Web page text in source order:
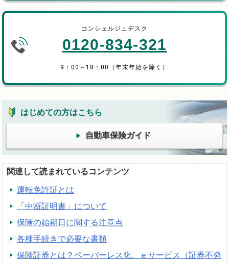
コンシェルジュデスク
0120-834-321
9：00～18：00（年末年始を除く）
はじめての方はこちら
自動車保険ガイド
関連して読まれているコンテンツ
運転免許証とは
「中断証明書」について
保険の始期日に関する注意点
各種手続きで必要な書類
保険証券とは？ペーパーレス化、ｅサービス（証券不発